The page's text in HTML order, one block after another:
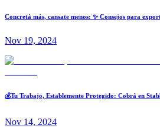
Concretá más, cansate menos: ✨ Consejos para
Nov 19, 2024
💰Tu Trabajo, Establemente Protegido: Cobrá en
Nov 14, 2024